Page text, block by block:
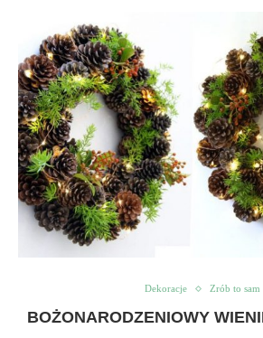
Dekoracje Zrób to sam
BOŻONARODZENIOWY